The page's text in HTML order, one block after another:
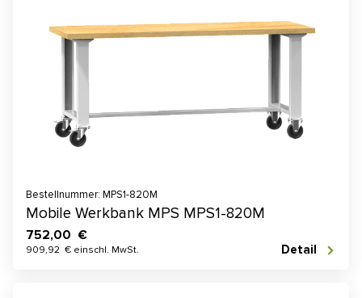
Bestellnummer: MPS1-820M
Mobile Werkbank MPS MPS1-820M
752,00 €
909,92 € einschl. MwSt. Detail